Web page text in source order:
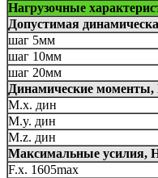
Нагрузочные
Допустимая
шаг 5мм
шаг 10мм
шаг 20мм
Динамические
M.x. дин
M.y. дин
M.z. дин
Максимальные усилия,
F.x. 1605max